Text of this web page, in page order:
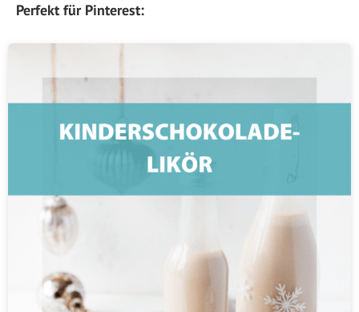
Perfekt für Pinterest: